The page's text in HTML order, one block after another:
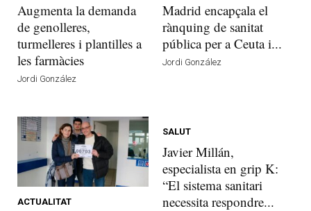
Augmenta la demanda
de genolleres,
turmelleres i plantilles a
les farmàcies
Jordi González
Madrid encapçala el
rànquing de sanitat
pública per a Ceuta i...
Jordi González
ACTUALITAT
SALUT
Javier Millán,
especialista en grip K:
“El sistema sanitari
necessita respondre...